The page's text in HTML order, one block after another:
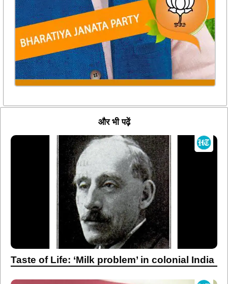
और भी पढ़ें
Taste of Life: ‘Milk problem’ in colonial India